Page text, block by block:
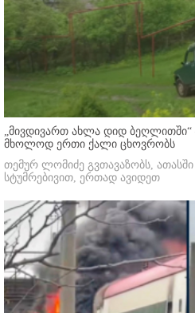
„მივდივართ ახლა დიდ
მხოლოდ ერთი ქალი ცხოვრობს
თემურ ლომიძე გვთავაზობს,
სტუმრებივით, ერთად ავიდეთ